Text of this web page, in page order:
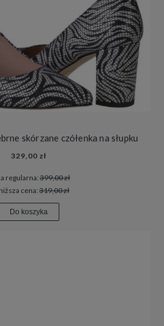
skórzane czółenka na słupku
329,00 zł
regularna:399,00 zł
cena:319,00 zł
Do koszyka